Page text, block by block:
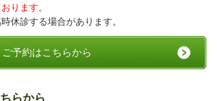
ります。
休診する場合があります。
ご予約はこちらから
らから